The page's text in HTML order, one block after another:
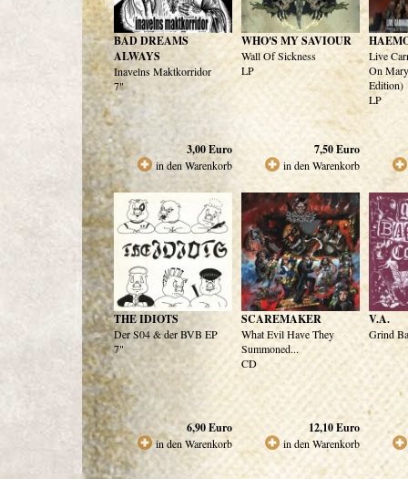
BAD DREAMS
ALWAYS
Inavelns Maktkorridor
7"
3,00Euro
in den Warenkorb
WHO'S MY SAVIOUR
Wall Of Sickness
LP
7,50Euro
in den Warenkorb
Live
On
Edition)
LP
THE IDIOTS
Der S04 & der BVB EP
7"
6,90Euro
in den Warenkorb
SCAREMAKER
What Evil Have They
Summoned...
CD
12,10Euro
in den Warenkorb
V.A.
Grind